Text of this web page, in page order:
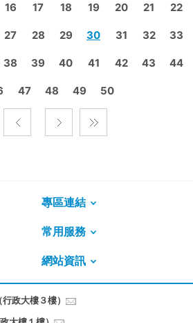
16 17 18 19 20 21 22
27 28 29 30 31 32 33
38 39 40 41 42 43 44
47 48 49 50
專區連結
常用服務
網站資訊
政大樓３樓）